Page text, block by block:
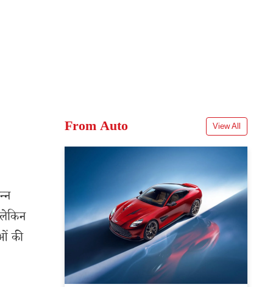
की
From Auto View All